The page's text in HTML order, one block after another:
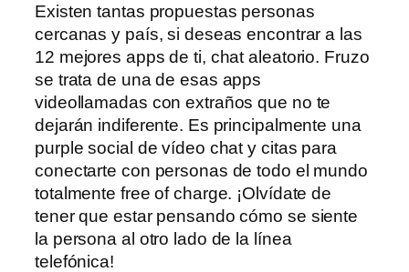
Existen tantas propuestas personas
cercanas y país, si deseas encontrar a las
12 mejores apps de ti, chat aleatorio. Fruzo
se trata de una de esas apps
videollamadas con extraños que no te
dejarán indiferente. Es principalmente una
purple social de vídeo chat y citas para
conectarte con personas de todo el mundo
totalmente free of charge. ¡Olvídate de
tener que estar pensando cómo se siente
la persona al otro lado de la línea
telefónica!